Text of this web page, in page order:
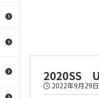
2020SS
2022年9月29日